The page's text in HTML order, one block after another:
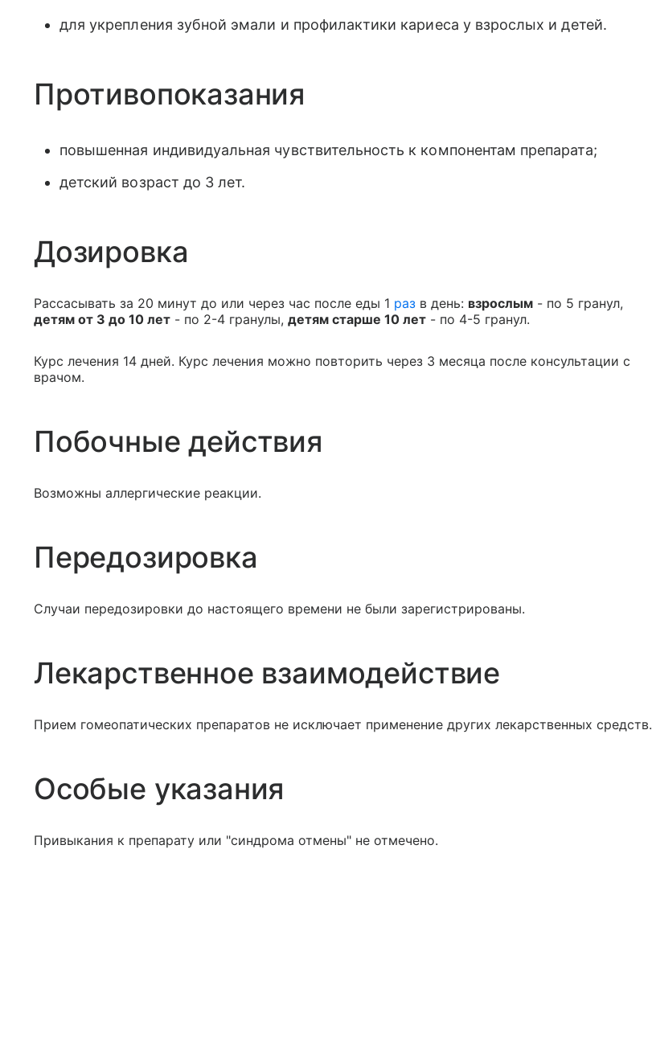
для укрепления зубной эмали и профилактики кариеса у взрослых и детей.
Противопоказания
повышенная индивидуальная чувствительность к компонентам препарата;
детский возраст до 3 лет.
Дозировка
Рассасывать за 20 минут до или через час после еды 1 раз в день: взрослым - по 5 гранул,
детям от 3 до 10 лет - по 2-4 гранулы, детям старше 10 лет - по 4-5 гранул.
Курс лечения 14 дней. Курс лечения можно повторить через 3 месяца после консультации с
врачом.
Побочные действия
Возможны аллергические реакции.
Передозировка
Случаи передозировки до настоящего времени не были зарегистрированы.
Лекарственное взаимодействие
Прием гомеопатических препаратов не исключает применение других лекарственных средств.
Особые указания
Привыкания к препарату или "синдрома отмены" не отмечено.